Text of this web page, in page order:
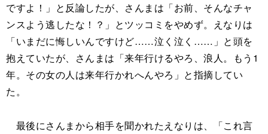
ですよ！」と反論したが、さんまは「お前、そんなチャ
ンスよう逃したな！？」とツッコミをやめず。えなりは
「いまだに悔しいんですけど……泣く泣く……」と頭を
抱えていたが、さんまは「来年行けるやろ、浪人。もう1
年。その女の人は来年行かれへんやろ」と指摘してい
た。
最後にさんまから相手を聞かれたえなりは、「これ言